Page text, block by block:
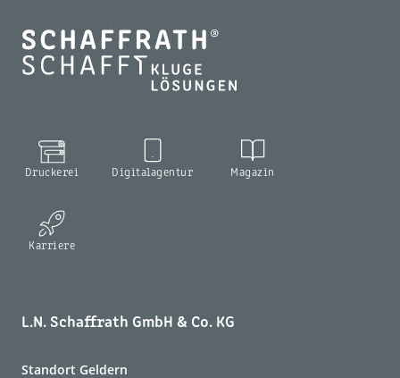
Druckerei Digitalagentur Magazin
Karriere
L.N. Schaffrath GmbH & Co. KG
Standort Geldern